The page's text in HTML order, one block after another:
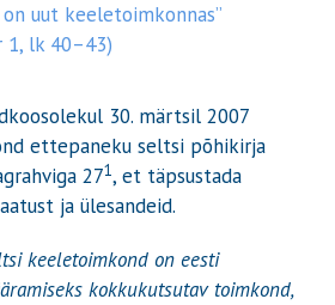
uut keeletoimkonnas”
1, lk 40–43)
30. märtsil 2007
ettepaneku seltsi põhikirja
271, et täpsustada
ja ülesandeid.
keeletoimkond on eesti
kokkukutsutav toimkond,